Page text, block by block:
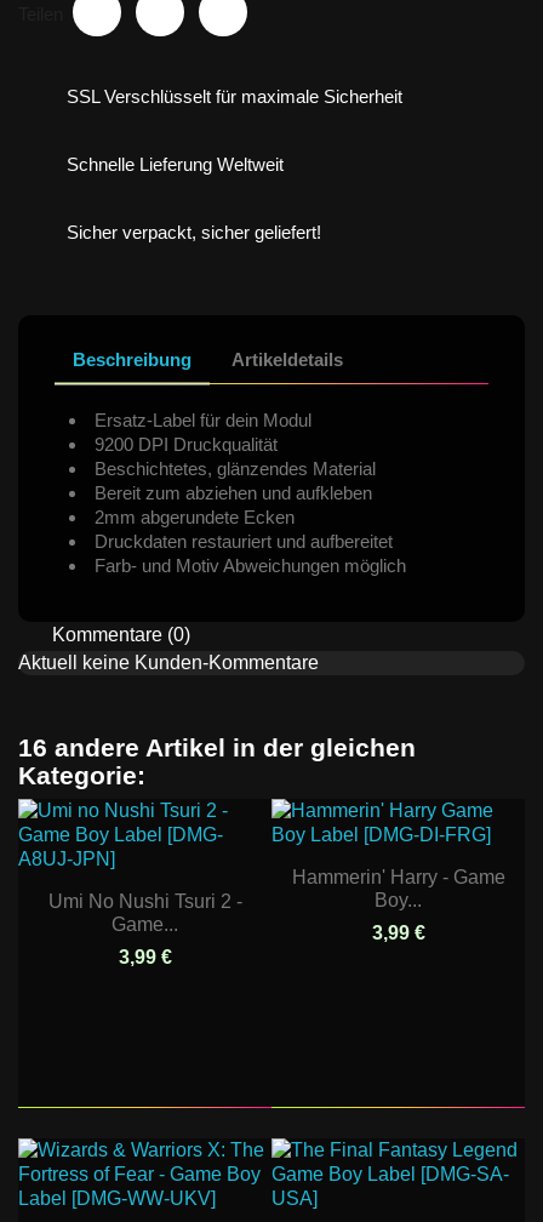
SSL Verschlüsselt für maximale Sicherheit
Schnelle Lieferung Weltweit
Sicher verpackt, sicher geliefert!
Beschreibung Artikeldetails
Ersatz-Label für dein Modul
9200 DPI Druckqualität
Beschichtetes, glänzendes Material
Bereit zum abziehen und aufkleben
2mm abgerundete Ecken
Druckdaten restauriert und aufbereitet
Farb- und Motiv Abweichungen möglich
Kommentare (0)
Aktuell keine Kunden-Kommentare
16 andere Artikel in der gleichen
Kategorie:
Umi No Nushi Tsuri 2 -
Game...
3,99 €
Hammerin' Harry - Game
Boy...
3,99 €